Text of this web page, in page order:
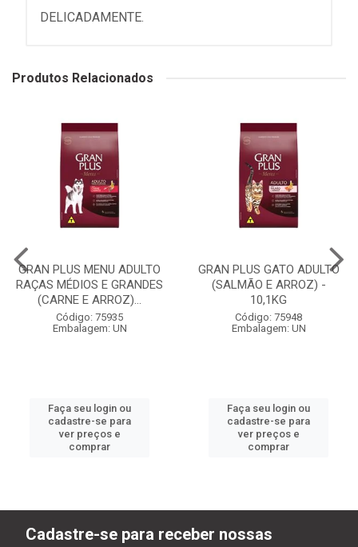
DELICADAMENTE.
Produtos Relacionados
GRAN PLUS MENU ADULTO
RAÇAS MÉDIOS E GRANDES
(CARNE E ARROZ)...
Código: 75935
Embalagem: UN
Faça seu login ou
cadastre-se para
ver preços e
comprar
GRAN PLUS GATO ADULTO
(SALMÃO E ARROZ) -
10,1KG
Código: 75948
Embalagem: UN
Faça seu login ou
cadastre-se para
ver preços e
comprar
Cadastre-se para receber nossas